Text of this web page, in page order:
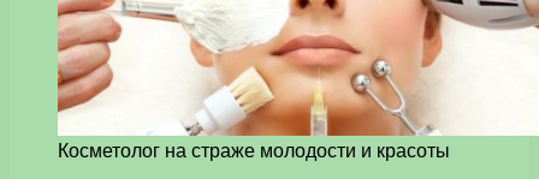
Косметолог на страже молодости и красоты